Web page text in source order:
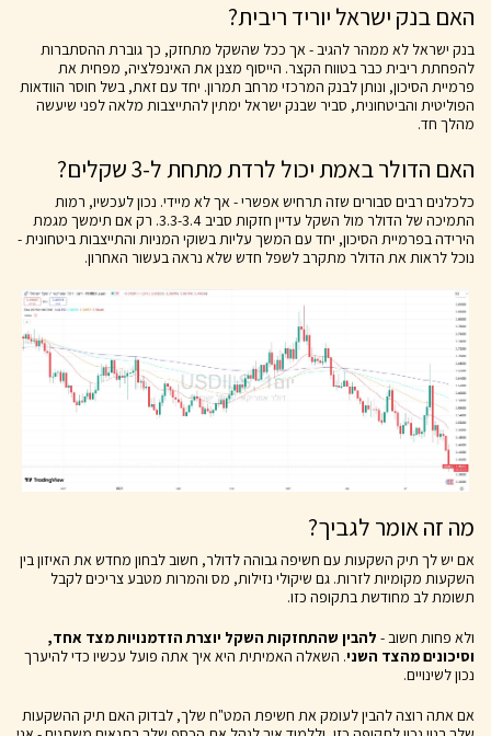
האם בנק ישראל יוריד ריבית?
בנק ישראל לא ממהר להגיב - אך ככל שהשקל מתחזק, כך גוברת ההסתברות
להפחתת ריבית כבר בטווח הקצר. הייסוף מצנן את האינפלציה, מפחית את
פרמיית הסיכון, ונותן לבנק המרכזי מרחב תמרון. יחד עם זאת, בשל חוסר הוודאות
הפוליטית והביטחונית, סביר שבנק ישראל ימתין להתייצבות מלאה לפני שיעשה
מהלך חד.
האם הדולר באמת יכול לרדת מתחת ל-3 שקלים?
כלכלנים רבים סבורים שזה תרחיש אפשרי - אך לא מיידי. נכון לעכשיו, רמות
התמיכה של הדולר מול השקל עדיין חזקות סביב 3.3-3.4. רק אם תימשך מגמת
הירידה בפרמיית הסיכון, יחד עם המשך עליות בשוקי המניות והתייצבות ביטחונית -
נוכל לראות את הדולר מתקרב לשפל חדש שלא נראה בעשור האחרון.
מה זה אומר לגביך?
אם יש לך תיק השקעות עם חשיפה גבוהה לדולר, חשוב לבחון מחדש את האיזון בין
השקעות מקומיות לזרות. גם שיקולי נזילות, מס והמרות מטבע צריכים לקבל
תשומת לב מחודשת בתקופה כזו.
ולא פחות חשוב - להבין שהתחזקות השקל יוצרת הזדמנויות מצד אחד,
וסיכונים מהצד השני. השאלה האמיתית היא איך אתה פועל עכשיו כדי להיערך
נכון לשינויים.
אם אתה רוצה להבין לעומק את חשיפת המט"ח שלך, לבדוק האם תיק ההשקעות